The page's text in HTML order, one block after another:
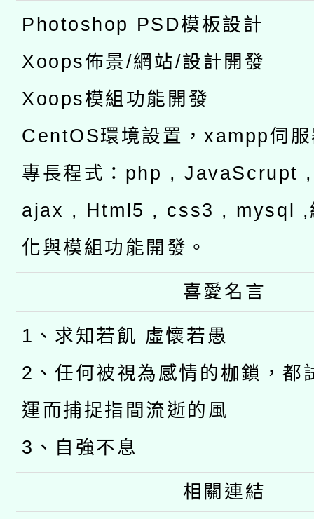
Photoshop PSD模板設計
Xoops佈景/網站/設計開發
Xoops模組功能開發
CentOS環境設置，xampp伺
專長程式：php , JavaScrupt
ajax , Html5 , css3 , mysql ,
化與模組功能開發。
喜愛名言
1、求知若飢 虛懷若愚
2、任何被視為感情的枷鎖，都
運而捕捉指間流逝的風
3、自強不息
相關連結